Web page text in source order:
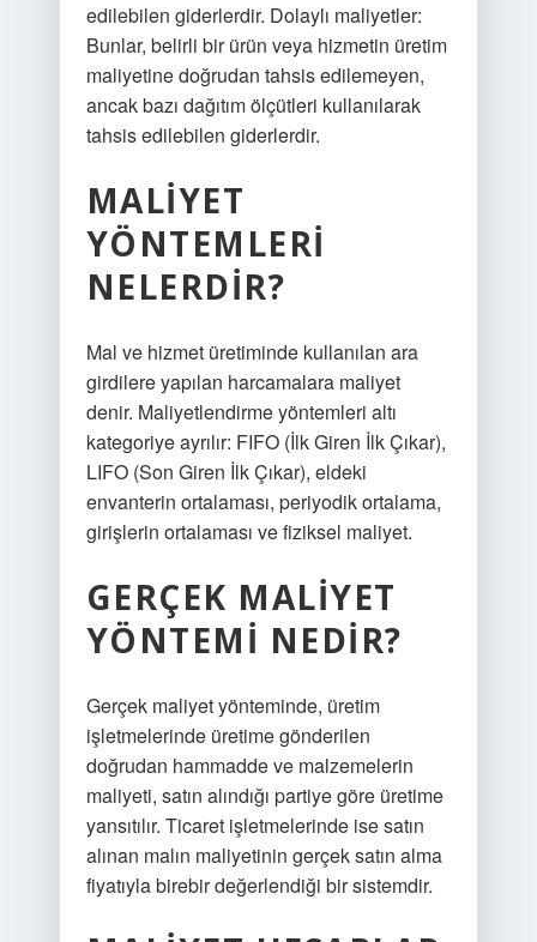
edilebilen giderlerdir. Dolaylı maliyetler:
Bunlar, belirli bir ürün veya hizmetin üretim
maliyetine doğrudan tahsis edilemeyen,
ancak bazı dağıtım ölçütleri kullanılarak
tahsis edilebilen giderlerdir.
MALIYET
YÖNTEMLERI
NELERDIR?
Mal ve hizmet üretiminde kullanılan ara
girdilere yapılan harcamalara maliyet
denir. Maliyetlendirme yöntemleri altı
kategoriye ayrılır: FIFO (İlk Giren İlk Çıkar),
LIFO (Son Giren İlk Çıkar), eldeki
envanterin ortalaması, periyodik ortalama,
girişlerin ortalaması ve fiziksel maliyet.
GERÇEK MALIYET
YÖNTEMI NEDIR?
Gerçek maliyet yönteminde, üretim
işletmelerinde üretime gönderilen
doğrudan hammadde ve malzemelerin
maliyeti, satın alındığı partiye göre üretime
yansıtılır. Ticaret işletmelerinde ise satın
alınan malın maliyetinin gerçek satın alma
fiyatıyla birebir değerlendiği bir sistemdir.